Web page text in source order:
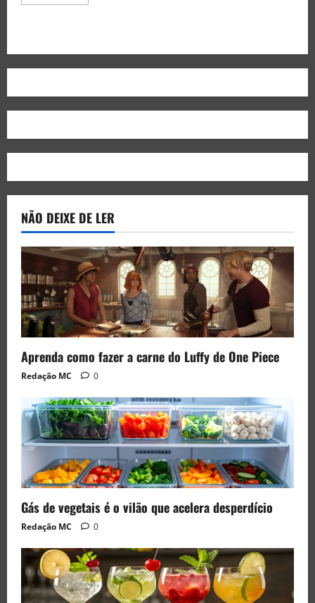
NÃO DEIXE DE LER
Aprenda como fazer a carne do Luffy de One Piece
Redação MC 0
Gás de vegetais é o vilão que acelera desperdício
Redação MC 0